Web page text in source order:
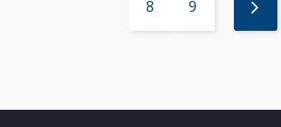
8 9